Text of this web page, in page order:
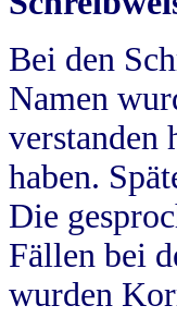
Bei den
Namen
verstanden
haben.
Die
Fällen bei
wurden